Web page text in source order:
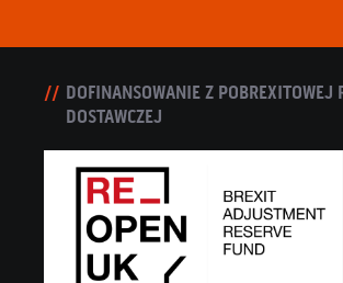
DOFINANSOWANIE Z POBREXITOWEJ
DOSTAWCZEJ